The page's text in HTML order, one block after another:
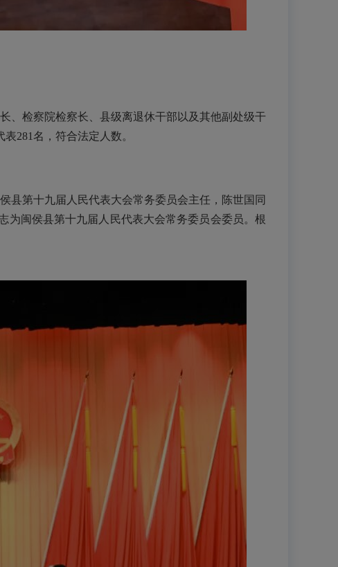
检察院检察长、县级离退休干部以及其他副处级干
281名，符合法定人数。
第十九届人民代表大会常务委员会主任，陈世国同
为闽侯县第十九届人民代表大会常务委员会委员。根